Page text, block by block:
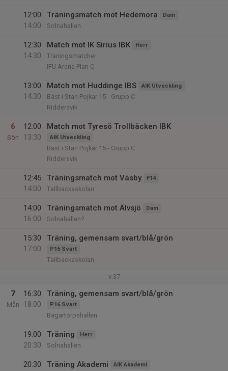
12:00
14:00
Träningsmatch mot Hedemora Dam
Solnahallen
12:30
14:30
Match mot IK Sirius IBK Herr
Träningsmatcher
IFU Arena Plan C
13:00
14:30
Match mot Huddinge IBS AIK Utveckling
Bäst i Stan Pojkar 15 - Grupp C
Riddersvik
6
Sön
12:00
13:30
Match mot Tyresö Trollbäcken IBK
AIK Utveckling
Bäst i Stan Pojkar 15 - Grupp C
Riddersvik
12:45
14:00
Träningsmatch mot Väsby F14
Tallbackaskolan
14:00
16:00
Träningsmatch mot Älvsjö Dam
Solnahallen?
15:30
17:00
Träning, gemensam svart/blå/grön
P16 Svart
Tallbackaskolan
v.37
7
Mån
16:30
18:00
Träning, gemensam svart/blå/grön
P16 Svart
Bagartorpshallen
19:00
20:30
Träning Herr
Solnahallen
20:30
Träning Akademi AIK Akademi